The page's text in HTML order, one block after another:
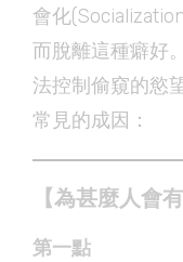
會化
而脫離這種癖好
法控制偷窺的慾
常見的成因：
【為甚麼人會
第一點